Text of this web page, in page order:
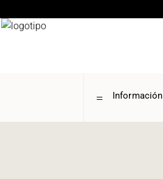
Información